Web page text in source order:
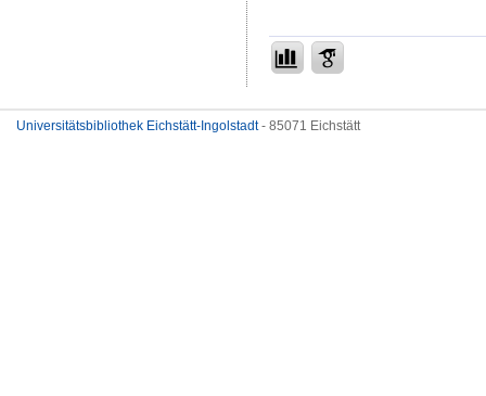
Universitätsbibliothek Eichstätt-Ingolstadt- 85071 Eichstätt